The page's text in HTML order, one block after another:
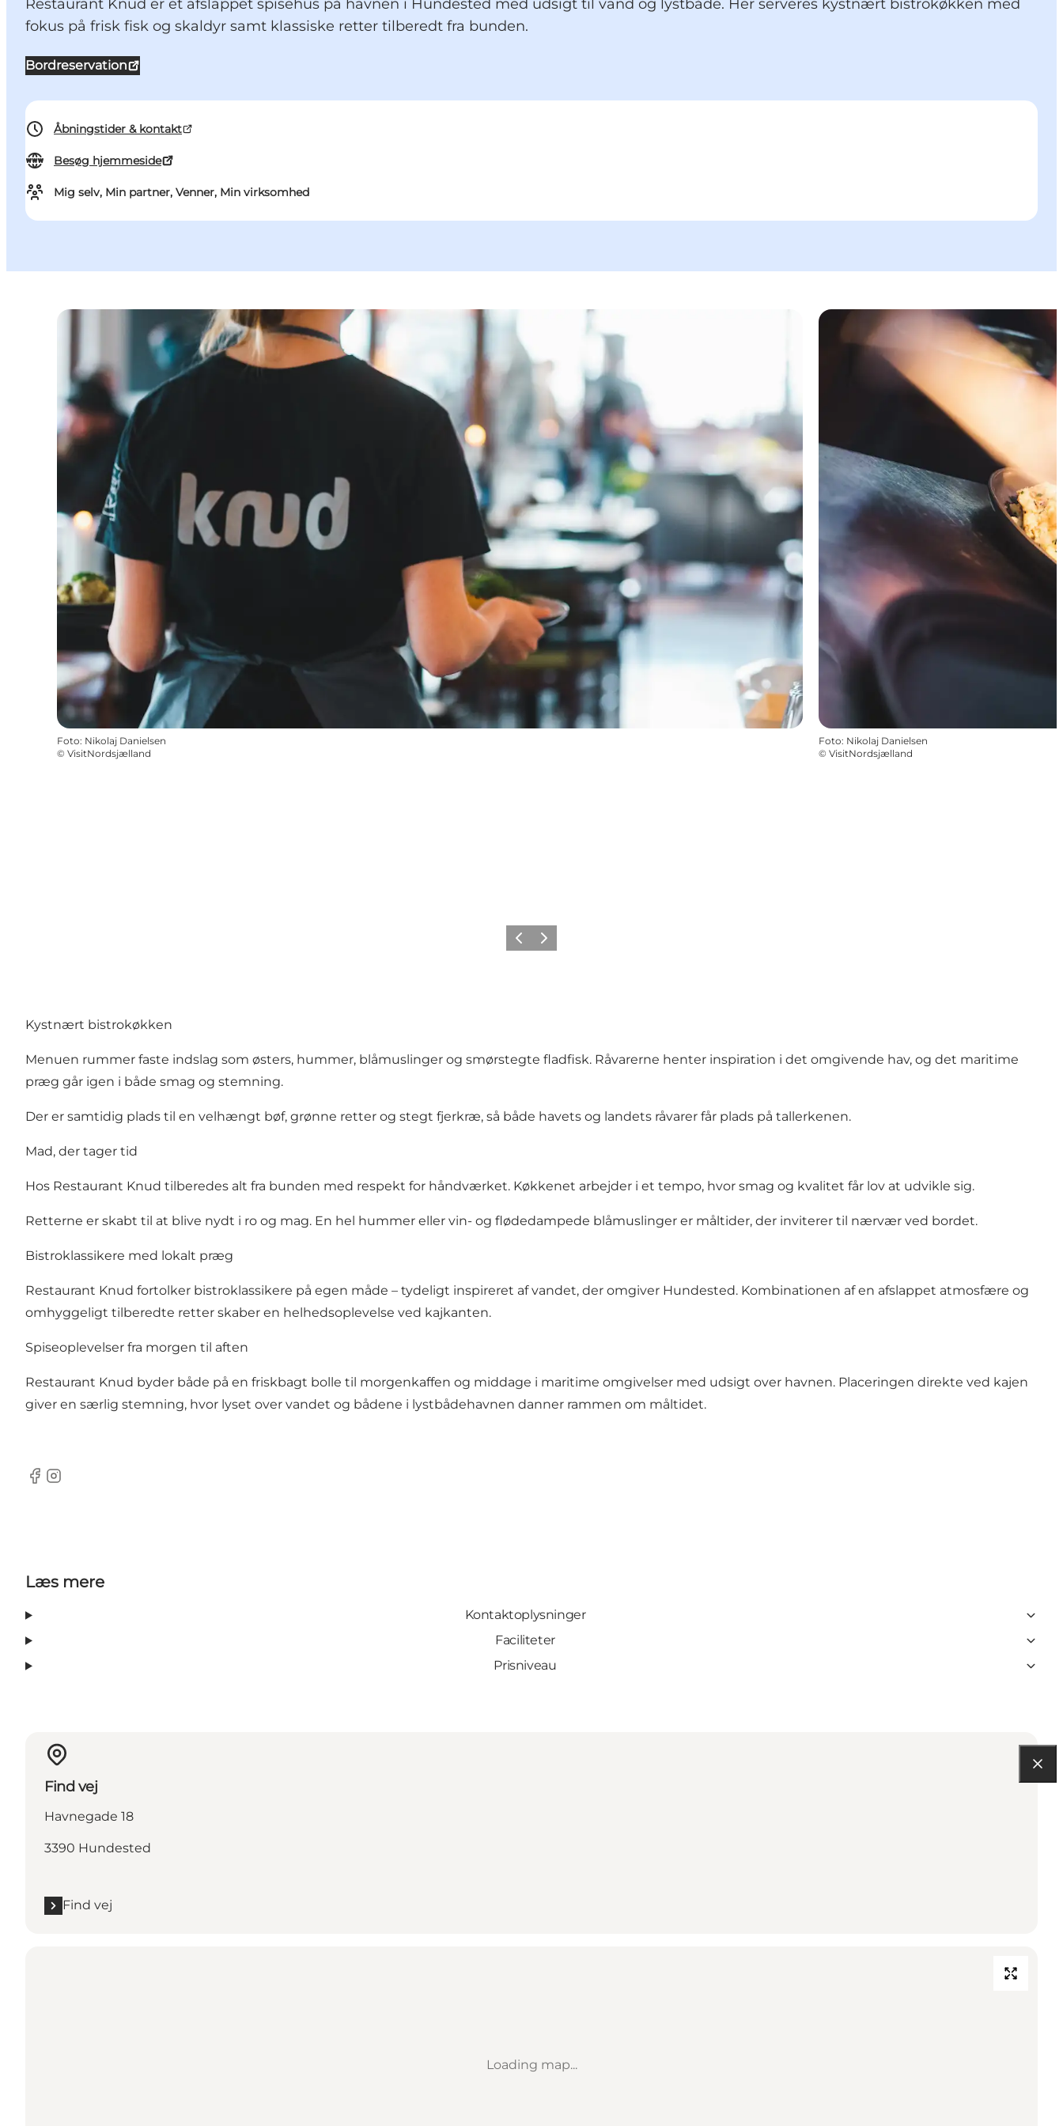
Restaurant Knud er et afslappet spisehus på havnen i Hundested med udsigt til vand og lystbåde. Her serveres kystnært bistrokøkken med
fokus på frisk fisk og skaldyr samt klassiske retter tilberedt fra bunden.
Bordreservation
Åbningstider & kontakt
Besøg hjemmeside
Mig selv, Min partner, Venner, Min virksomhed
Foto: Nikolaj Danielsen
© VisitNordsjælland
Foto: Nikolaj Danielsen
© VisitNordsjælland
ForrigeNæste
Kystnært bistrokøkken
Menuen rummer faste indslag som østers, hummer, blåmuslinger og smørstegte fladfisk. Råvarerne henter inspiration i det omgivende hav, og det maritime
præg går igen i både smag og stemning.
Der er samtidig plads til en velhængt bøf, grønne retter og stegt fjerkræ, så både havets og landets råvarer får plads på tallerkenen.
Mad, der tager tid
Hos Restaurant Knud tilberedes alt fra bunden med respekt for håndværket. Køkkenet arbejder i et tempo, hvor smag og kvalitet får lov at udvikle sig.
Retterne er skabt til at blive nydt i ro og mag. En hel hummer eller vin- og flødedampede blåmuslinger er måltider, der inviterer til nærvær ved bordet.
Bistroklassikere med lokalt præg
Restaurant Knud fortolker bistroklassikere på egen måde – tydeligt inspireret af vandet, der omgiver Hundested. Kombinationen af en afslappet atmosfære og
omhyggeligt tilberedte retter skaber en helhedsoplevelse ved kajkanten.
Spiseoplevelser fra morgen til aften
Restaurant Knud byder både på en friskbagt bolle til morgenkaffen og middage i maritime omgivelser med udsigt over havnen. Placeringen direkte ved kajen
giver en særlig stemning, hvor lyset over vandet og bådene i lystbådehavnen danner rammen om måltidet.
Facebook
Instagram
Læs mere
Kontaktoplysninger
Faciliteter
Prisniveau
Find vej
Havnegade 18
3390 Hundested
Find vej
Loading map...